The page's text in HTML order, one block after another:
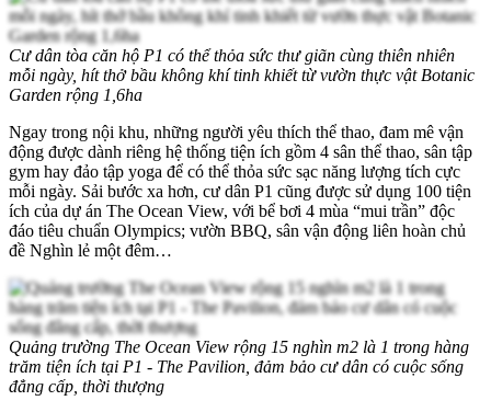
Cư dân tòa căn hộ P1 có thể thỏa sức thư giãn cùng thiên nhiên
mỗi ngày, hít thở bầu không khí tinh khiết từ vườn thực vật Botanic
Garden rộng 1,6ha
Ngay trong nội khu, những người yêu thích thể thao, đam mê vận
động được dành riêng hệ thống tiện ích gồm 4 sân thể thao, sân tập
gym hay đảo tập yoga để có thể thỏa sức sạc năng lượng tích cực
mỗi ngày. Sải bước xa hơn, cư dân P1 cũng được sử dụng 100 tiện
ích của dự án The Ocean View, với bể bơi 4 mùa “mui trần” độc
đáo tiêu chuẩn Olympics; vườn BBQ, sân vận động liên hoàn chủ
đề Nghìn lẻ một đêm…
Quảng trường The Ocean View rộng 15 nghìn m2 là 1 trong hàng
trăm tiện ích tại P1 - The Pavilion, đảm bảo cư dân có cuộc sống
đẳng cấp, thời thượng